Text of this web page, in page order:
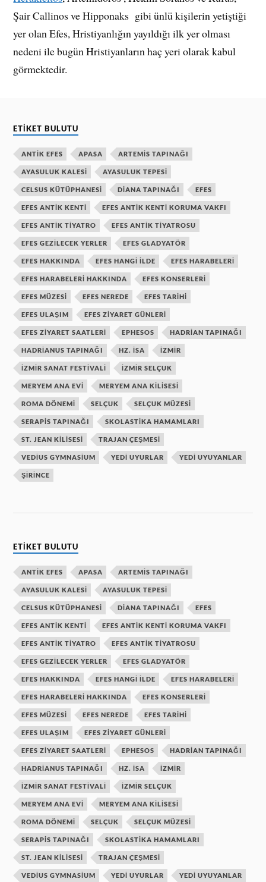
Şair Callinos ve Hipponaks gibi ünlü kişilerin yetiştiği
yer olan Efes, Hristiyanlığın yayıldığı ilk yer olması
nedeni ile bugün Hristiyanların haç yeri olarak kabul
görmektedir.
ETIKET BULUTU
ANTIK EFES APASA ARTEMIS TAPINAĞI
AYASULUK KALESI AYASULUK TEPESI
CELSUS KÜTÜPHANESI DIANA TAPINAĞI EFES
EFES ANTIK KENTI EFES ANTIK KENTI KORUMA VAKFI
EFES ANTIK TIYATRO EFES ANTIK TIYATROSU
EFES GEZILECEK YERLER EFES GLADYATÖR
EFES HAKKINDA EFES HANGI ILDE EFES HARABELERI
EFES HARABELERI HAKKINDA EFES KONSERLERI
EFES MÜZESI EFES NEREDE EFES TARIHI
EFES ULAŞIM EFES ZIYARET GÜNLERI
EFES ZIYARET SAATLERI EPHESOS HADRIAN TAPINAĞI
HADRIANUS TAPINAĞI HZ. ISA IZMIR
IZMIR SANAT FESTIVALI IZMIR SELÇUK
MERYEM ANA EVI MERYEM ANA KILISESI
ROMA DÖNEMI SELÇUK SELÇUK MÜZESI
SERAPIS TAPINAĞI SKOLASTIKA HAMAMLARI
ST. JEAN KILISESI TRAJAN ÇEŞMESI
VEDIUS GYMNASIUM YEDI UYURLAR YEDI UYUYANLAR
ŞIRINCE
ETIKET BULUTU
ANTIK EFES APASA ARTEMIS TAPINAĞI
AYASULUK KALESI AYASULUK TEPESI
CELSUS KÜTÜPHANESI DIANA TAPINAĞI EFES
EFES ANTIK KENTI EFES ANTIK KENTI KORUMA VAKFI
EFES ANTIK TIYATRO EFES ANTIK TIYATROSU
EFES GEZILECEK YERLER EFES GLADYATÖR
EFES HAKKINDA EFES HANGI ILDE EFES HARABELERI
EFES HARABELERI HAKKINDA EFES KONSERLERI
EFES MÜZESI EFES NEREDE EFES TARIHI
EFES ULAŞIM EFES ZIYARET GÜNLERI
EFES ZIYARET SAATLERI EPHESOS HADRIAN TAPINAĞI
HADRIANUS TAPINAĞI HZ. ISA IZMIR
IZMIR SANAT FESTIVALI IZMIR SELÇUK
MERYEM ANA EVI MERYEM ANA KILISESI
ROMA DÖNEMI SELÇUK SELÇUK MÜZESI
SERAPIS TAPINAĞI SKOLASTIKA HAMAMLARI
ST. JEAN KILISESI TRAJAN ÇEŞMESI
VEDIUS GYMNASIUM YEDI UYURLAR YEDI UYUYANLAR